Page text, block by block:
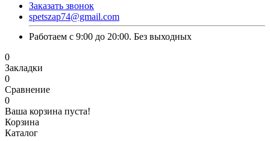
Заказать звонок
spetszap74@gmail.com
Работаем с 9:00 до 20:00. Без выходных
0
Закладки
0
Сравнение
0
Ваша корзина пуста!
Корзина
Каталог